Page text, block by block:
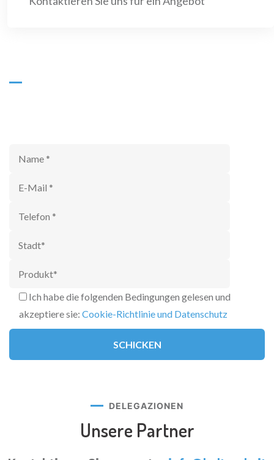
Ich habe die folgenden Bedingungen gelesen und
akzeptiere sie: Cookie-Richtlinie und Datenschutz
DELEGAZIONEN
Unsere Partner